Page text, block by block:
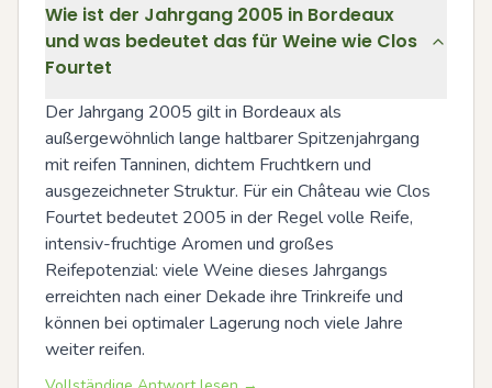
Wie ist der Jahrgang 2005 in Bordeaux
und was bedeutet das für Weine wie Clos
Fourtet
Der Jahrgang 2005 gilt in Bordeaux als
außergewöhnlich lange haltbarer Spitzenjahrgang
mit reifen Tanninen, dichtem Fruchtkern und
ausgezeichneter Struktur. Für ein Château wie Clos
Fourtet bedeutet 2005 in der Regel volle Reife,
intensiv-fruchtige Aromen und großes
Reifepotenzial: viele Weine dieses Jahrgangs
erreichten nach einer Dekade ihre Trinkreife und
können bei optimaler Lagerung noch viele Jahre
weiter reifen.